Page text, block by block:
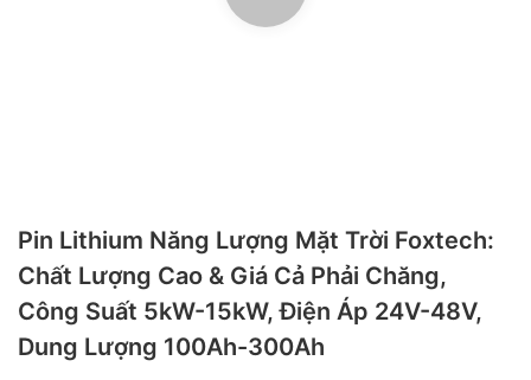
Pin Lithium Năng Lượng Mặt Trời Foxtech:
Chất Lượng Cao & Giá Cả Phải Chăng,
Công Suất 5kW-15kW, Điện Áp 24V-48V,
Dung Lượng 100Ah-300Ah